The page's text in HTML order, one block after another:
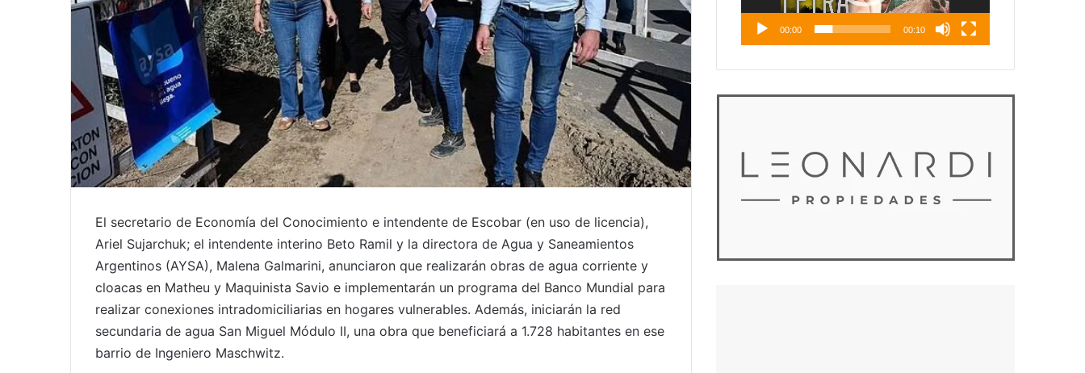
El secretario de Economía del Conocimiento e intendente de Escobar (en uso de licencia),
Ariel Sujarchuk; el intendente interino Beto Ramil y la directora de Agua y Saneamientos
Argentinos (AYSA), Malena Galmarini, anunciaron que realizarán obras de agua corriente y
cloacas en Matheu y Maquinista Savio e implementarán un programa del Banco Mundial para
realizar conexiones intradomiciliarias en hogares vulnerables. Además, iniciarán la red
secundaria de agua San Miguel Módulo II, una obra que beneficiará a 1.728 habitantes en ese
barrio de Ingeniero Maschwitz.
00:00 00:10